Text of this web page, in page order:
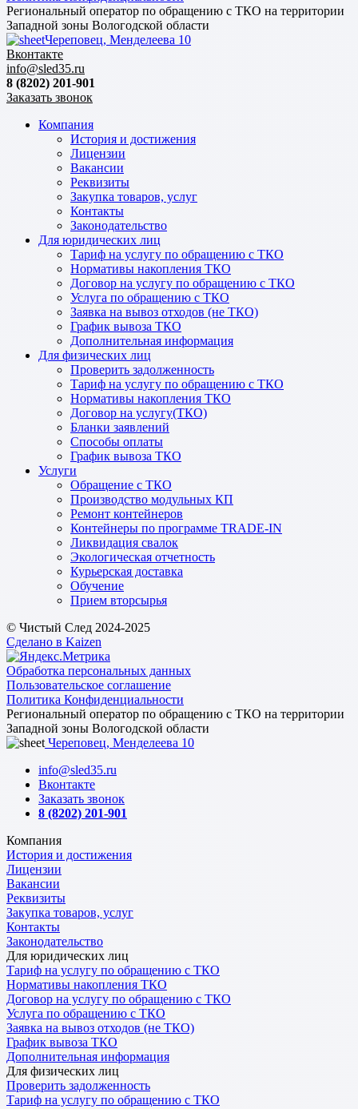
Региональный оператор по обращению с ТКО на территории
Западной зоны Вологодской области
Череповец, Менделеева 10
Вконтакте
info@sled35.ru
8 (8202) 201-901
Заказать звонок
Компания
История и достижения
Лицензии
Вакансии
Реквизиты
Закупка товаров, услуг
Контакты
Законодательство
Для юридических лиц
Тариф на услугу по обращению с ТКО
Нормативы накопления ТКО
Договор на услугу по обращению с ТКО
Услуга по обращению с ТКО
Заявка на вывоз отходов (не ТКО)
График вывоза ТКО
Дополнительная информация
Для физических лиц
Проверить задолженность
Тариф на услугу по обращению с ТКО
Нормативы накопления ТКО
Договор на услугу(ТКО)
Бланки заявлений
Способы оплаты
График вывоза ТКО
Услуги
Обращение с ТКО
Производство модульных КП
Ремонт контейнеров
Контейнеры по программе TRADE-IN
Ликвидация свалок
Экологическая отчетность
Курьерская доставка
Обучение
Прием вторсырья
© Чистый След 2024-2025
Сделано в Kaizen
Обработка персональных данных
Пользовательское соглашение
Политика Конфиденциальности
Региональный оператор по обращению с ТКО на территории
Западной зоны Вологодской области
Череповец, Менделеева 10
info@sled35.ru
Вконтакте
Заказать звонок
8 (8202) 201-901
Компания
История и достижения
Лицензии
Вакансии
Реквизиты
Закупка товаров, услуг
Контакты
Законодательство
Для юридических лиц
Тариф на услугу по обращению с ТКО
Нормативы накопления ТКО
Договор на услугу по обращению с ТКО
Услуга по обращению с ТКО
Заявка на вывоз отходов (не ТКО)
График вывоза ТКО
Дополнительная информация
Для физических лиц
Проверить задолженность
Тариф на услугу по обращению с ТКО